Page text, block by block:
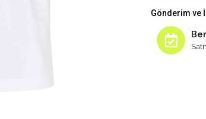
Gönderim ve